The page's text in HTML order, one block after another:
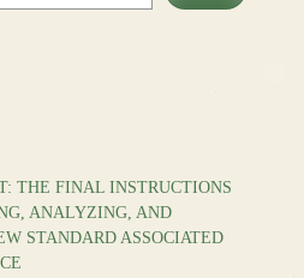
THE FINAL INSTRUCTIONS
ANALYZING, AND
STANDARD ASSOCIATED